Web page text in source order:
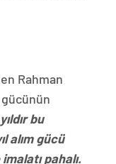
Rahman
gücünün
bu
alım gücü
pahalı.